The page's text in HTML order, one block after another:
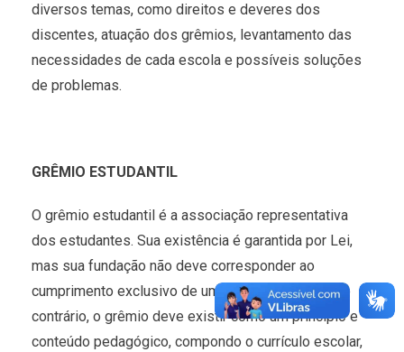
diversos temas, como direitos e deveres dos
discentes, atuação dos grêmios, levantamento das
necessidades de cada escola e possíveis soluções
de problemas.
GRÊMIO ESTUDANTIL
O grêmio estudantil é a associação representativa
dos estudantes. Sua existência é garantida por Lei,
mas sua fundação não deve corresponder ao
cumprimento exclusivo de uma obrigação legal. Ao
contrário, o grêmio deve existir como um princípio e
conteúdo pedagógico, compondo o currículo escolar,